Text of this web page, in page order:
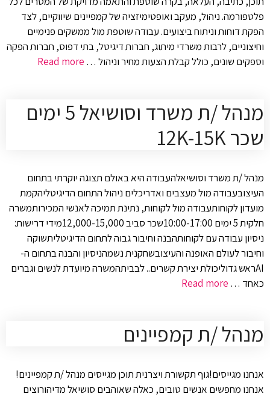
פלטפורמה. ניהול, מעקב ואופטימיזציה של קמפיינים שיווקיים, לצד
הפקת דוחות וניתוח ביצועים. עבודה שוטפת מול ממשקים פנימיים
וחיצוניים, לרבות משרדי מיתוג, חברות דיגיטל, בתי דפוס, חברות הפקה
וספקים שונים, כולל קבלת הצעות מחיר וניהול … Read more
מנהל /ת משרד וסושיאל 5 ימים
שכר 12K-15K
מנהל /ת משרד וסושיאלהעבודה היא באולם תצוגה יוקרתי בתחום
העיצובעבודה מול מעצבים ואדריכלים ניהול התחום הדיגיטליהקמת
מועדון לקוחותעבודה מול לקוחות, נתינת תמיכה לאנשי המכירותמשרה
חלקית 5 ימים 10:00-17:00שכר סביב 12,000-15,000מידי דרישות:
ניסיון עבודה עם לקוחותהבנה וחיבור גבוה לתחום הדיגיטליתשוקה
וחיבור לעולם האופנה והעיצובשחקנית נשמהניסיון והבנה בתחום ה-
AIראש גדוליכולת יצירת קשרים.. לבביתהמשרה מיועדת לנשים וגברים
כאחד … Read more
מנהל /ת קמפיינים
אנחנו מגייסים!גוף תקשורת ויצרנית תוכן מגייסים מנהל /ת קמפיינים!
אנחנו מחפשים אנשים טובים, כאלה שאוהבים סושיאל מדיהורוצים